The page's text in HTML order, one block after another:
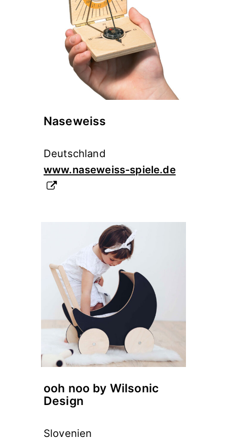
Naseweiss
Deutschland
www.naseweiss-spiele.de
ooh noo by Wilsonic
Design
Slovenien